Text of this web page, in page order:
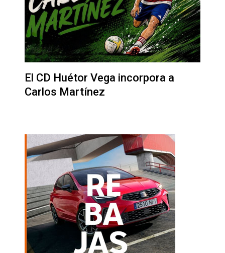
El CD Huétor Vega incorpora a
Carlos Martínez